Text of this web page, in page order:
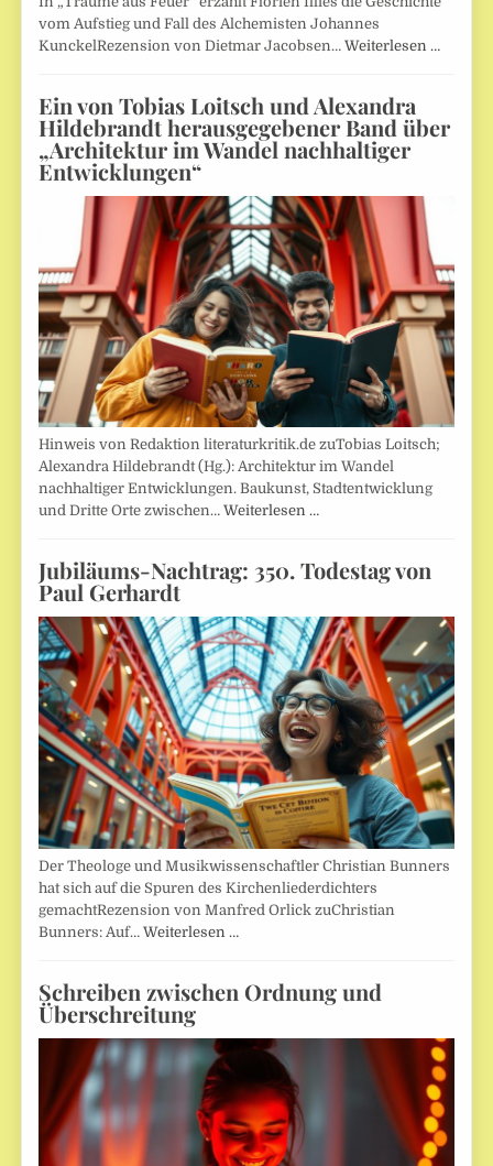
vom Aufstieg und Fall des Alchemisten Johannes
KunckelRezension von Dietmar Jacobsen…Weiterlesen …
Ein von Tobias Loitsch und Alexandra
Hildebrandt herausgegebener Band über
„Architektur im Wandel nachhaltiger
Entwicklungen“
Hinweis von Redaktion literaturkritik.de zuTobias Loitsch;
Alexandra Hildebrandt (Hg.): Architektur im Wandel
nachhaltiger Entwicklungen. Baukunst, Stadtentwicklung
und Dritte Orte zwischen…Weiterlesen …
Jubiläums-Nachtrag: 350. Todestag von
Paul Gerhardt
Der Theologe und Musikwissenschaftler Christian Bunners
hat sich auf die Spuren des Kirchenliederdichters
gemachtRezension von Manfred Orlick zuChristian
Bunners: Auf…Weiterlesen …
Schreiben zwischen Ordnung und
Überschreitung